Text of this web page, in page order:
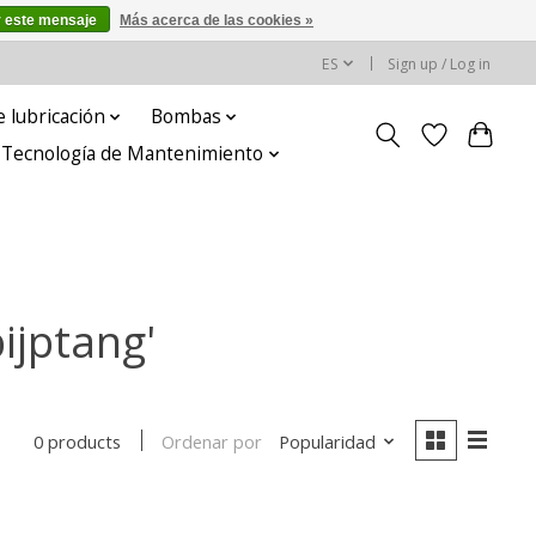
ES Sign up / Log in
lubricación
Bombas
de Mantenimiento
0 products Ordenar por Popularidad
este mensaje Más acerca de las cookies »